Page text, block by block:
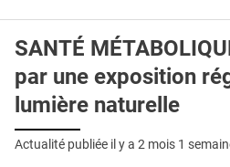
SANTÉ
par une exposition
lumière naturelle
Actualité publiée il y a 2 mois 1